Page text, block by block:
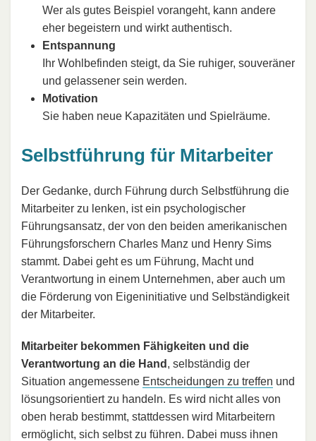
Wer als gutes Beispiel vorangeht, kann andere
eher begeistern und wirkt authentisch.
Entspannung
Ihr Wohlbefinden steigt, da Sie ruhiger, souveräner
und gelassener sein werden.
Motivation
Sie haben neue Kapazitäten und Spielräume.
Selbstführung für Mitarbeiter
Der Gedanke, durch Führung durch Selbstführung die
Mitarbeiter zu lenken, ist ein psychologischer
Führungsansatz, der von den beiden amerikanischen
Führungsforschern Charles Manz und Henry Sims
stammt. Dabei geht es um Führung, Macht und
Verantwortung in einem Unternehmen, aber auch um
die Förderung von Eigeninitiative und Selbständigkeit
der Mitarbeiter.
Mitarbeiter bekommen Fähigkeiten und die
Verantwortung an die Hand , selbständig der
Situation angemessene Entscheidungen zu treffen und
lösungsorientiert zu handeln. Es wird nicht alles von
oben herab bestimmt, stattdessen wird Mitarbeitern
ermöglicht, sich selbst zu führen. Dabei muss ihnen